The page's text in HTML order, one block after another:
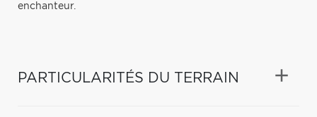
enchanteur.
PARTICULARITÉS DU TERRAIN